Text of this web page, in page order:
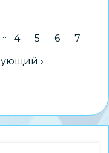
… Страница
4 Страница
5 Страница
6
7
страница
›